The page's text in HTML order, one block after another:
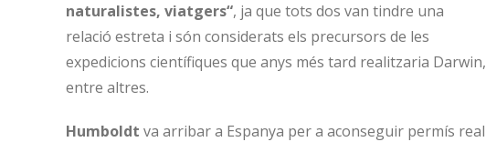
naturalistes, viatgers“, ja que tots dos van tindre una
relació estreta i són considerats els precursors de les
expedicions científiques que anys més tard realitzaria Darwin,
entre altres.
Humboldt va arribar a Espanya per a aconseguir permís real